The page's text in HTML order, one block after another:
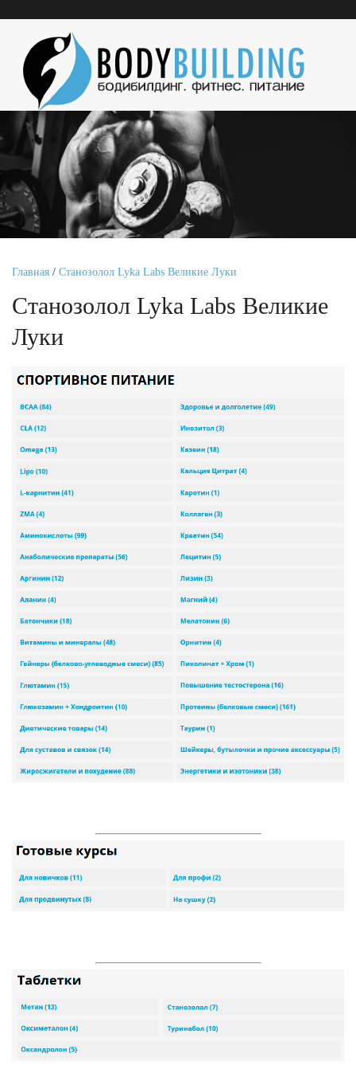
Главная / Станозолол Lyka Labs Великие Луки
Станозолол Lyka Labs Великие
Луки